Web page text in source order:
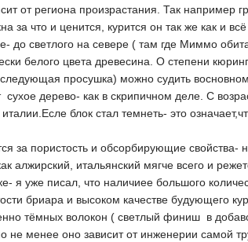
от региона произрастания. Так например
за что и ценится, курится он так же как и
до светлого на севере ( там где Миммо
белого цвета древесина. О степени
просушка) можно судить
сухое дерево- как в скрипичном деле. С
блок стал темнеть- это
за пористость и обсорбирующие свойства-
алжирский, итальянский мягче всего и
я уже писал, что наличиее большого
бриара и высоком качестве будующего
тёмных волокон ( светлый финиш в
не менее оно зависит от инженерии самой